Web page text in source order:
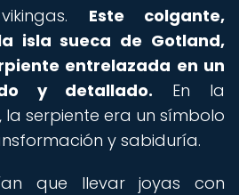
Este colgante,
isla sueca de Gotland,
entrelazada en un
y detallado. En la
serpiente era un símbolo
y sabiduría.
que llevar joyas con